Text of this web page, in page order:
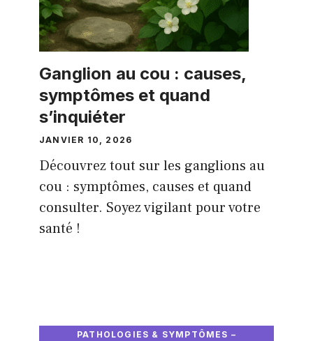
Ganglion au cou : causes,
symptômes et quand
s’inquiéter
JANVIER 10, 2026
Découvrez tout sur les ganglions au
cou : symptômes, causes et quand
consulter. Soyez vigilant pour votre
santé !
PATHOLOGIES & SYMPTÔMES –